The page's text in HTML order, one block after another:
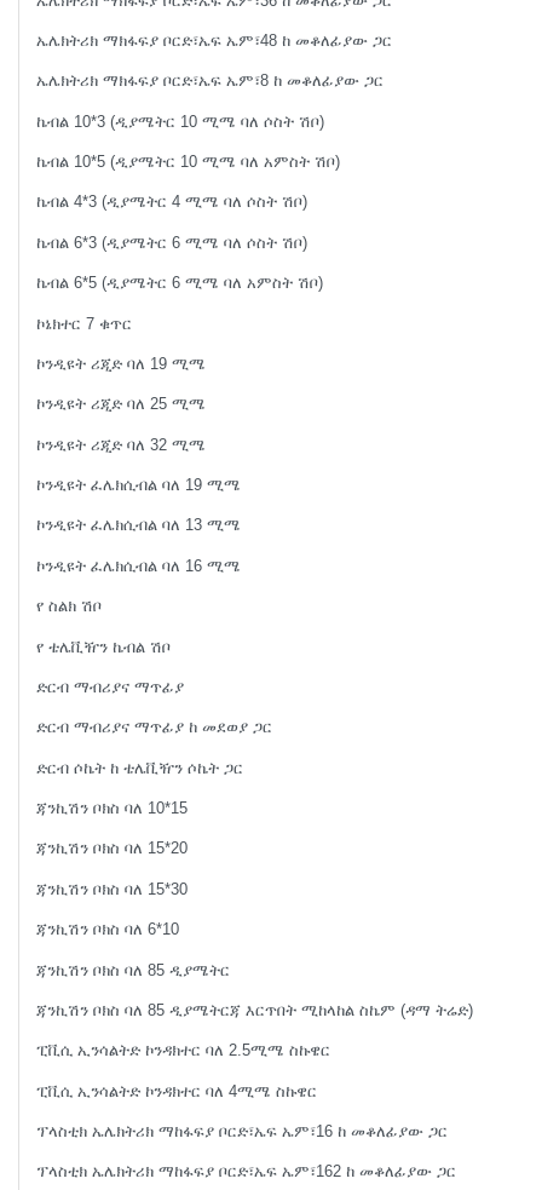
ኤሌክትሪክ ማክፋፍያ ቦርድ፣ኤፍ ኤም፣48 ከ መቆለፊያው ጋር
ኤሌክትሪክ ማክፋፍያ ቦርድ፣ኤፍ ኤም፣8 ከ መቆለፊያው ጋር
ኬብል 10*3 (ዲያሜትር 10 ሚሜ ባለ ሶስት ሽቦ)
ኬብል 10*5 (ዲያሜትር 10 ሚሜ ባለ አምስት ሽቦ)
ኬብል 4*3 (ዲያሜትር 4 ሚሜ ባለ ሶስት ሽቦ)
ኬብል 6*3 (ዲያሜትር 6 ሚሜ ባለ ሶስት ሽቦ)
ኬብል 6*5 (ዲያሜትር 6 ሚሜ ባለ አምስት ሽቦ)
ኮኔክተር 7 ቁጥር
ኮንዲዩት ሪጂድ ባለ 19 ሚሜ
ኮንዲዩት ሪጂድ ባለ 25 ሚሜ
ኮንዲዩት ሪጂድ ባለ 32 ሚሜ
ኮንዲዩት ፈሌክሲብል ባለ 19 ሚሜ
ኮንዲዩት ፈሌክሲብል ባለ 13 ሚሜ
ኮንዲዩት ፈሌክሲብል ባለ 16 ሚሜ
የ ስልክ ሽቦ
የ ቴሌቪዥን ኬብል ሽቦ
ድርብ ማብሪያና ማጥፊያ
ድርብ ማብሪያና ማጥፊያ ከ መደወያ ጋር
ድርብ ሶኬት ከ ቴሌቪዥን ሶኬት ጋር
ጃንኪሽን ቦክስ ባለ 10*15
ጃንኪሽን ቦክስ ባለ 15*20
ጃንኪሽን ቦክስ ባለ 15*30
ጃንኪሽን ቦክስ ባለ 6*10
ጃንኪሽን ቦክስ ባለ 85 ዲያሜትር
ጃንኪሽን ቦክስ ባለ 85 ዲያሜትርጃ እርጥበት ሚከላከል ስኬም (ዳማ ትሬድ)
ፒቪሲ ኢንሳልትድ ኮንዳክተር ባለ 2.5ሚሜ ስኩዌር
ፒቪሲ ኢንሳልትድ ኮንዳክተር ባለ 4ሚሜ ስኩዌር
ፕላስቲክ ኤሌክትሪክ ማከፋፍያ ቦርድ፣ኤፍ ኤም፣16 ከ መቆለፊያው ጋር
ፕላስቲክ ኤሌክትሪክ ማከፋፍያ ቦርድ፣ኤፍ ኤም፣162 ከ መቆለፊያው ጋር